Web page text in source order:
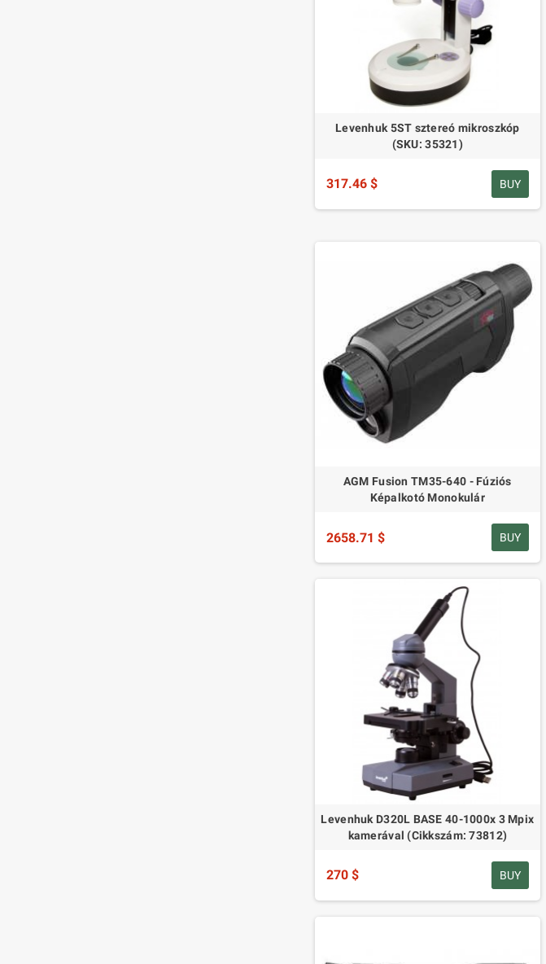
Levenhuk 5ST sztereó mikroszkóp
(SKU: 35321)
317.46 $ BUY
AGM Fusion TM35-640 - Fúziós
Képalkotó Monokulár
2658.71 $ BUY
Levenhuk D320L BASE 40-1000x 3 Mpix
kamerával (Cikkszám: 73812)
270 $ BUY